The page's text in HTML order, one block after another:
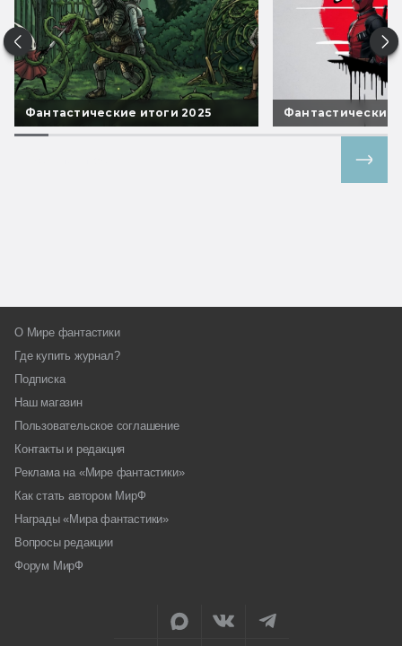
Фантастические итоги 2025 Фантастические
О Мире фантастики
Где купить журнал?
Подписка
Наш магазин
Пользовательское соглашение
Контакты и редакция
Реклама на «Мире фантастики»
Как стать автором МирФ
Награды «Мира фантастики»
Вопросы редакции
Форум МирФ